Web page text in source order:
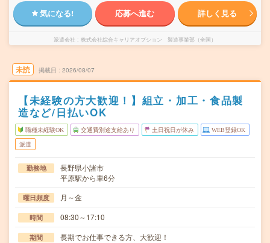
気になる! 応募へ進む 詳しく見る
派遣会社 株式会社綜合キャリアオプション 製造事業部（全国）
未読 掲載日 2026/08/07
【未経験の方大歓迎！】組立・加工・食品製
造など/日払いOK
職種未経験OK 交通費別途支給あり 土日祝日が休み WEB登録OK
派遣
勤務地
長野県小諸市
平原駅から車6分
曜日頻度 月～金
時間 08:30～17:10
期間 長期でお仕事できる方、大歓迎！